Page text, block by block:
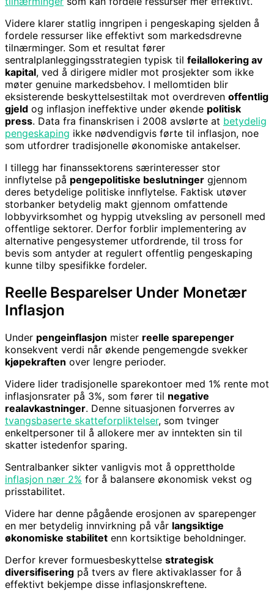
Videre klarer statlig inngripen i pengeskaping sjelden å
fordele ressurser like effektivt som markedsdrevne
tilnærminger. Som et resultat fører
sentralplanleggingsstrategien typisk til feilallokering av
kapital, ved å dirigere midler mot prosjekter som ikke
møter genuine markedsbehov. I mellomtiden blir
eksisterende beskyttelsestiltak mot overdreven offentlig
gjeld og inflasjon ineffektive under økende politisk
press. Data fra finanskrisen i 2008 avslørte at betydelig
pengeskaping ikke nødvendigvis førte til inflasjon, noe
som utfordrer tradisjonelle økonomiske antakelser.
I tillegg har finanssektorens særinteresser stor
innflytelse på pengepolitiske beslutninger gjennom
deres betydelige politiske innflytelse. Faktisk utøver
storbanker betydelig makt gjennom omfattende
lobbyvirksomhet og hyppig utveksling av personell med
offentlige sektorer. Derfor forblir implementering av
alternative pengesystemer utfordrende, til tross for
bevis som antyder at regulert offentlig pengeskaping
kunne tilby spesifikke fordeler.
Reelle Besparelser Under Monetær
Inflasjon
Under pengeinflasjon mister reelle sparepenger
konsekvent verdi når økende pengemengde svekker
kjøpekraften over lengre perioder.
Videre lider tradisjonelle sparekontoer med 1% rente mot
inflasjonsrater på 3%, som fører til negative
realavkastninger. Denne situasjonen forverres av
tvangsbaserte skatteforpliktelser, som tvinger
enkeltpersoner til å allokere mer av inntekten sin til
skatter istedenfor sparing.
Sentralbanker sikter vanligvis mot å opprettholde
inflasjon nær 2% for å balansere økonomisk vekst og
prisstabilitet.
Videre har denne pågående erosjonen av sparepenger
en mer betydelig innvirkning på vår langsiktige
økonomiske stabilitet enn kortsiktige beholdninger.
Derfor krever formuesbeskyttelse strategisk
diversifisering på tvers av flere aktivaklasser for å
effektivt bekjempe disse inflasjonskreftene.